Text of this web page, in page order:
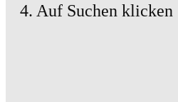
4. Auf Suchen klicken